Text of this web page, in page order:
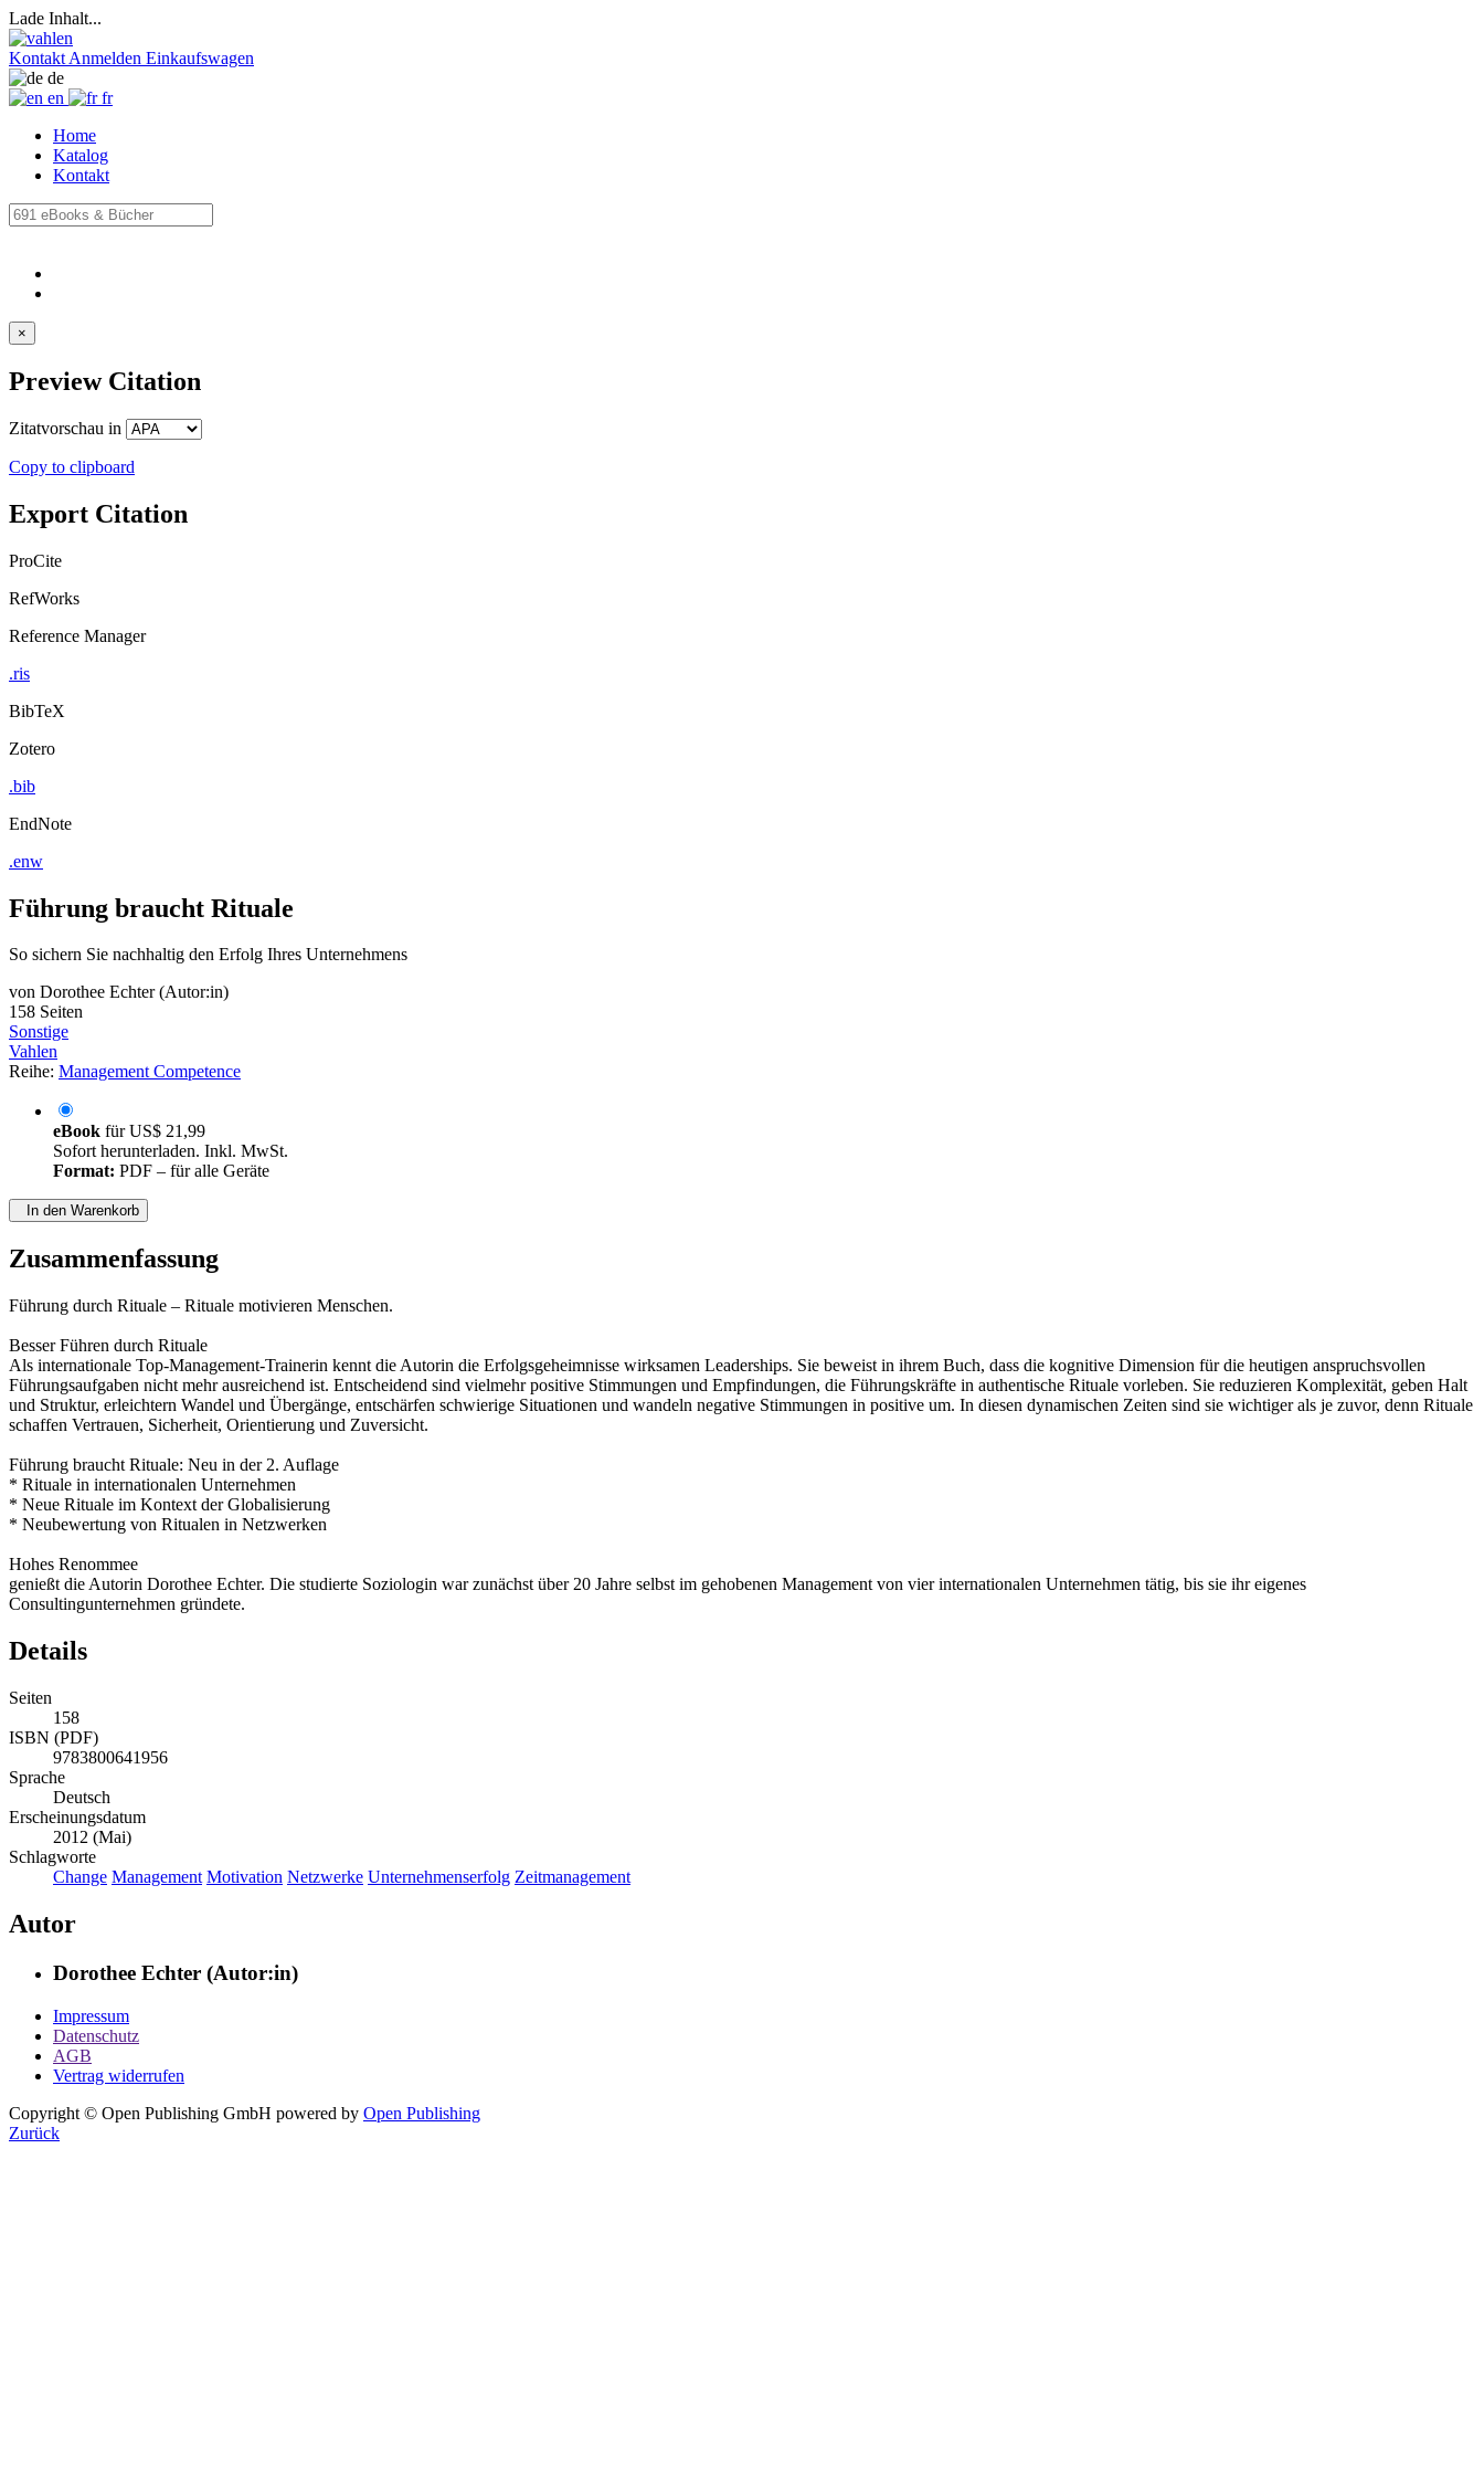
Lade Inhalt...
Kontakt Anmelden Einkaufswagen
de
en
fr
Home
Katalog
Kontakt
×
Preview Citation
Zitatvorschau in
Copy to clipboard
Export Citation
ProCite
RefWorks
Reference Manager
.ris
BibTeX
Zotero
.bib
EndNote
.enw
Führung braucht Rituale
So sichern Sie nachhaltig den Erfolg Ihres Unternehmens
von Dorothee Echter (Autor:in)
158 Seiten
Sonstige
Vahlen
Reihe: Management Competence
eBook fürUS$ 21,99
Sofort herunterladen. Inkl. MwSt.
Format: PDF – für alle Geräte
In den Warenkorb
Zusammenfassung
Führung durch Rituale – Rituale motivieren Menschen.
Besser Führen durch Rituale
Als internationale Top-Management-Trainerin kennt die Autorin die Erfolgsgeheimnisse wirksamen Leaderships. Sie beweist in ihrem Buch, dass die kognitive Dimension für die heutigen anspruchsvollen
Führungsaufgaben nicht mehr ausreichend ist. Entscheidend sind vielmehr positive Stimmungen und Empfindungen, die Führungskräfte in authentische Rituale vorleben. Sie reduzieren Komplexität, geben Halt
und Struktur, erleichtern Wandel und Übergänge, entschärfen schwierige Situationen und wandeln negative Stimmungen in positive um. In diesen dynamischen Zeiten sind sie wichtiger als je zuvor, denn Rituale
schaffen Vertrauen, Sicherheit, Orientierung und Zuversicht.
Führung braucht Rituale: Neu in der 2. Auflage
* Rituale in internationalen Unternehmen
* Neue Rituale im Kontext der Globalisierung
* Neubewertung von Ritualen in Netzwerken
Hohes Renommee
genießt die Autorin Dorothee Echter. Die studierte Soziologin war zunächst über 20 Jahre selbst im gehobenen Management von vier internationalen Unternehmen tätig, bis sie ihr eigenes
Consultingunternehmen gründete.
Details
Seiten
158
ISBN (PDF)
9783800641956
Sprache
Deutsch
Erscheinungsdatum
2012 (Mai)
Schlagworte
Change Management Motivation Netzwerke Unternehmenserfolg Zeitmanagement
Autor
Dorothee Echter (Autor:in)
Impressum
Datenschutz
AGB
Vertrag widerrufen
Copyright © Open Publishing GmbH powered by Open Publishing
Zurück